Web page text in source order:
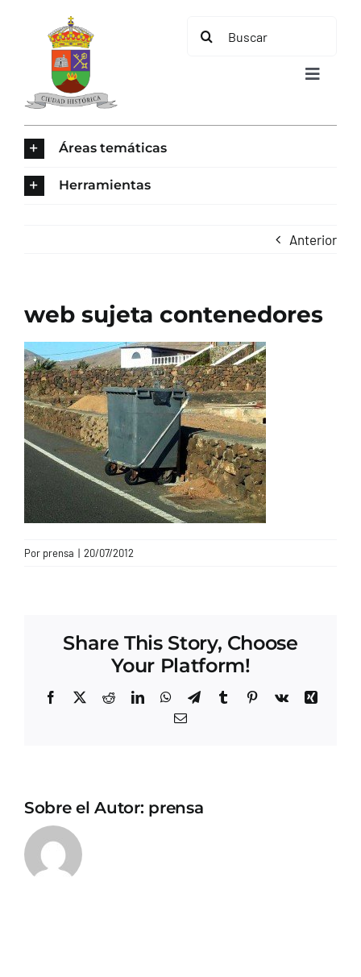
contenido
Buscar:
Toggle
CONTACTO
Áreas temáticas
Herramientas
Anterior
web sujeta contenedores
Por prensa | 20/07/2012
Share This Story, Choose
Your Platform!
Facebook
X RedditLinkedInWhatsApp
TelegramTumblrPinterest
Vk
Xing
Correo
Sobre el Autor: prensa